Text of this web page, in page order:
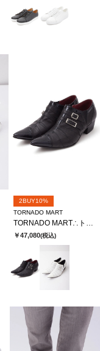
2BUY10%
TORNADO MART
TORNADO MART∴トリニティポインテッドシューズ
￥47,080(税込)